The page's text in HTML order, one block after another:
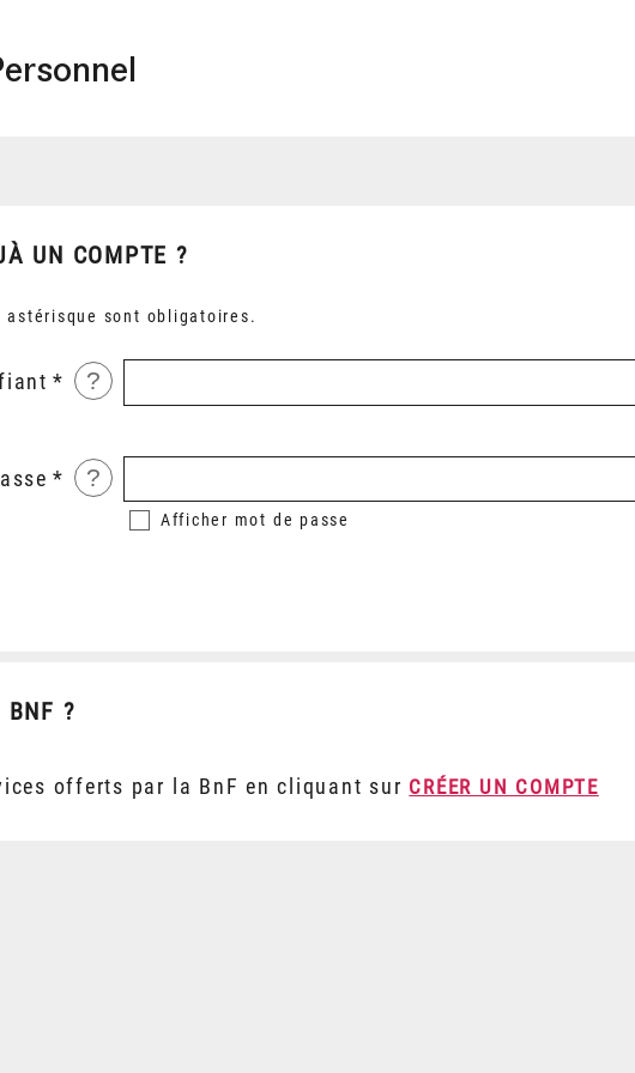
UN COMPTE ?
astérisque sont obligatoires.
?
?
Afficher mot de passe
BNF ?
offerts par la BnF en cliquant sur CRÉER UN COMPTE